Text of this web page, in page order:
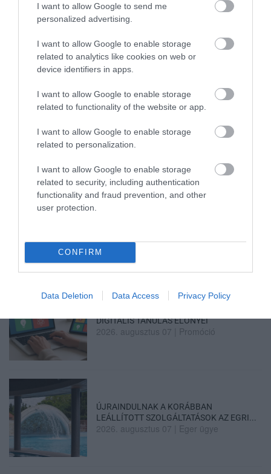
I want to allow Google to send me
personalized advertising.
I want to allow Google to enable storage
related to analytics like cookies on web or
device identifiers in apps.
I want to allow Google to enable storage
related to functionality of the website or app.
I want to allow Google to enable storage
related to personalization.
I want to allow Google to enable storage
related to security, including authentication
functionality and fraud prevention, and other
user protection.
CONFIRM
Data Deletion Data Access Privacy Policy
ÚJ MAGYAR KÜLÜGYI STRATÉGIA KÉSZÜL,
2026. augusztus 08|Mindenki ügye
AMIKÉRT ÉRDEMES MEGNÉZNI
2026. augusztus 08|Promóció
DIGITÁLIS TANULÁS ELŐNYEI
2026. augusztus 07 Promóció
ÚJRAINDULNAK A KORÁBBAN
LEÁLLÍTOTT SZOLGÁLTATÁSOK AZ EGRI...
2026. augusztus 07 Eger ügye